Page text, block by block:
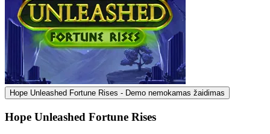
Hope Unleashed Fortune Rises - Demo nemokamas žaidimas
Hope Unleashed Fortune Rises